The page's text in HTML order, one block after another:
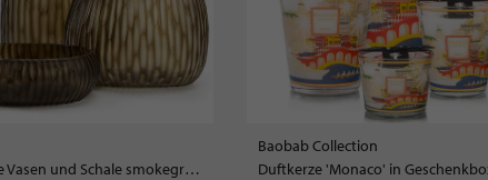
Clemente Vasen und Schale smokegrey / dark smokegrey
Baobab Collection